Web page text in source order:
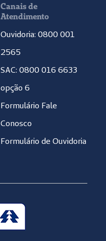
Canais de
Atendimento
Ouvidoria: 0800 001
2565
SAC: 0800 016 6633
opção 6
Formulário Fale
Conosco
Formulário de Ouvidoria